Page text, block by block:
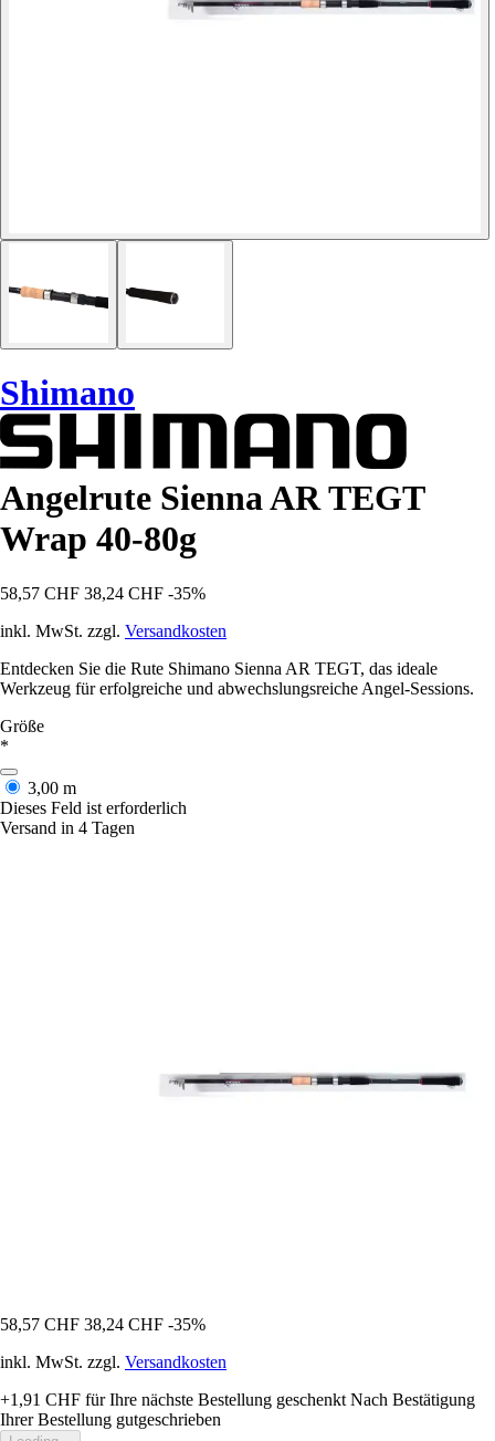
Shimano
Angelrute Sienna AR TEGT
Wrap 40-80g
58,57 CHF 38,24 CHF -35%
inkl. MwSt. zzgl. Versandkosten
Entdecken Sie die Rute Shimano Sienna AR TEGT, das ideale
Werkzeug für erfolgreiche und abwechslungsreiche Angel-Sessions.
Größe
*
3,00 m
Dieses Feld ist erforderlich
Versand in 4 Tagen
58,57 CHF 38,24 CHF -35%
inkl. MwSt. zzgl. Versandkosten
+1,91 CHF für Ihre nächste Bestellung geschenkt Nach Bestätigung
Ihrer Bestellung gutgeschrieben